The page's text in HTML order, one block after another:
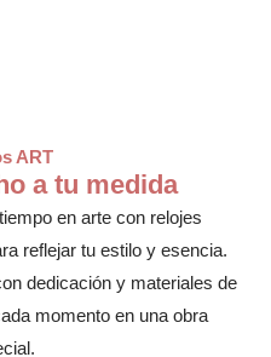
ART
a tu medida
en arte con relojes
reflejar tu estilo y esencia.
dedicación y materiales de
momento en una obra